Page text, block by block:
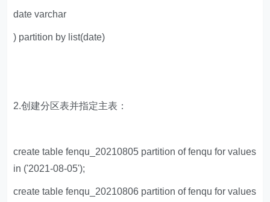
date varchar
) partition by list(date)
2.创建分区表并指定主表：
create table fenqu_20210805 partition of fenqu for values
in ('2021-08-05');
create table fenqu_20210806 partition of fenqu for values